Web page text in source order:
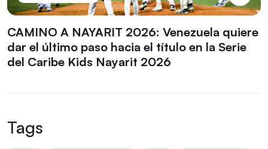
CAMINO A NAYARIT 2026: Venezuela quiere
dar el último paso hacia el título en la Serie
del Caribe Kids Nayarit 2026
Tags